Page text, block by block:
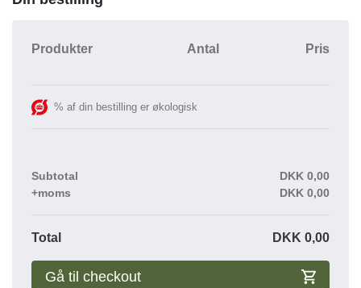
Produkter Antal Pris
% af din bestilling er økologisk
Subtotal DKK 0,00
+moms
DKK 0,00
Total DKK 0,00
Gå til checkout